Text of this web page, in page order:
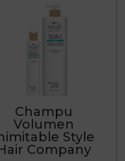
Champu
Volumen
Style
Company